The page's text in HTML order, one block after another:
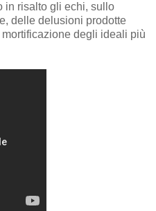
in risalto gli echi, sullo
delle delusioni prodotte
degli ideali più